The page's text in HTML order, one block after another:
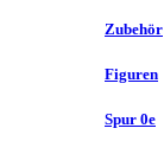
Zubehör
Figuren
Spur 0e